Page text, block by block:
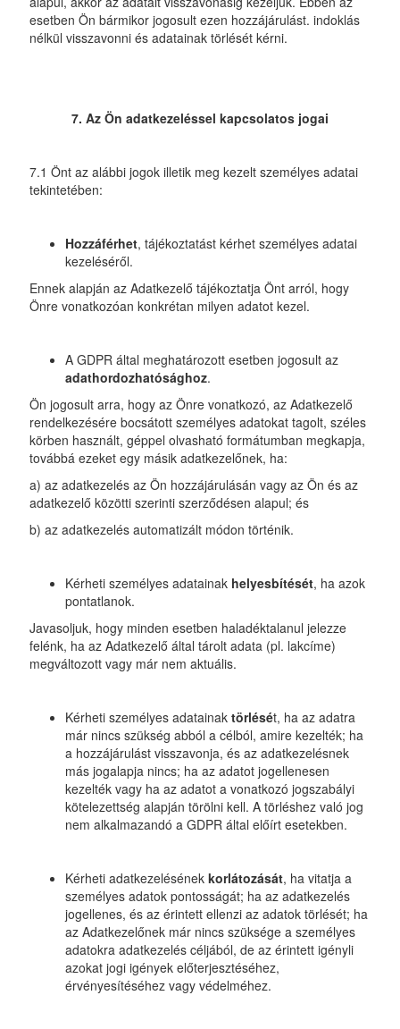
esetben Ön bármikor jogosult ezen hozzájárulást. indoklás
nélkül visszavonni és adatainak törlését kérni.
7. Az Ön adatkezeléssel kapcsolatos jogai
7.1 Önt az alábbi jogok illetik meg kezelt személyes adatai
tekintetében:
Hozzáférhet, tájékoztatást kérhet személyes adatai
kezeléséről.
Ennek alapján az Adatkezelő tájékoztatja Önt arról, hogy
Önre vonatkozóan konkrétan milyen adatot kezel.
A GDPR által meghatározott esetben jogosult az
adathordozhatósághoz.
Ön jogosult arra, hogy az Önre vonatkozó, az Adatkezelő
rendelkezésére bocsátott személyes adatokat tagolt, széles
körben használt, géppel olvasható formátumban megkapja,
továbbá ezeket egy másik adatkezelőnek, ha:
a) az adatkezelés az Ön hozzájárulásán vagy az Ön és az
adatkezelő közötti szerinti szerződésen alapul; és
b) az adatkezelés automatizált módon történik.
Kérheti személyes adatainak helyesbítését, ha azok
pontatlanok.
Javasoljuk, hogy minden esetben haladéktalanul jelezze
felénk, ha az Adatkezelő által tárolt adata (pl. lakcíme)
megváltozott vagy már nem aktuális.
Kérheti személyes adatainak törlését, ha az adatra
már nincs szükség abból a célból, amire kezelték; ha
a hozzájárulást visszavonja, és az adatkezelésnek
más jogalapja nincs; ha az adatot jogellenesen
kezelték vagy ha az adatot a vonatkozó jogszabályi
kötelezettség alapján törölni kell. A törléshez való jog
nem alkalmazandó a GDPR által előírt esetekben.
Kérheti adatkezelésének korlátozását, ha vitatja a
személyes adatok pontosságát; ha az adatkezelés
jogellenes, és az érintett ellenzi az adatok törlését; ha
az Adatkezelőnek már nincs szüksége a személyes
adatokra adatkezelés céljából, de az érintett igényli
azokat jogi igények előterjesztéséhez,
érvényesítéséhez vagy védelméhez.